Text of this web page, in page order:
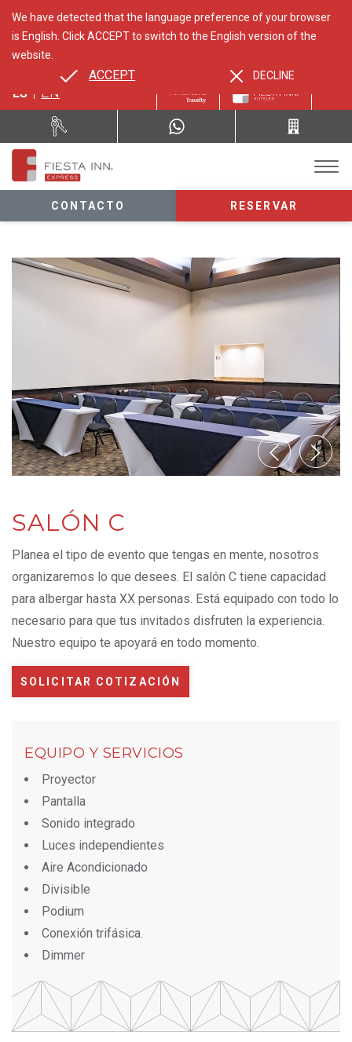
ES EN
CONTACTO RESERVAR
We have detected that the language preference of your browser
is English. Click ACCEPT to switch to the English version of the
website.
ACCEPT DECLINE
SALÓN C
Planea el tipo de evento que tengas en mente, nosotros
organizaremos lo que desees. El salón C tiene capacidad
para albergar hasta XX personas. Está equipado con todo lo
necesario para que tus invitados disfruten la experiencia.
Nuestro equipo te apoyará en todo momento.
SOLICITAR COTIZACIÓN
EQUIPO Y SERVICIOS
Proyector
Pantalla
Sonido integrado
Luces independientes
Aire Acondicionado
Divisible
Podium
Conexión trifásica.
Dimmer